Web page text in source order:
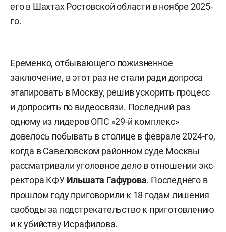
его в Шахтах Ростовской области в ноябре 2025-
го.
Еременко, отбывающего пожизненное
заключение, в этот раз не стали ради допроса
этапировать в Москву, решив ускорить процесс
и допросить по видеосвязи. Последний раз
одному из лидеров ОПС «29-й комплекс»
довелось побывать в столице в феврале 2024-го,
когда в Савеловском районном суде Москвы
рассматривали уголовное дело в отношении экс-
ректора КФУ Ильшата Гафурова. Последнего в
прошлом году приговорили к 18 годам лишения
свободы за подстрекательство к приготовлению
и к убийству Исрафилова.